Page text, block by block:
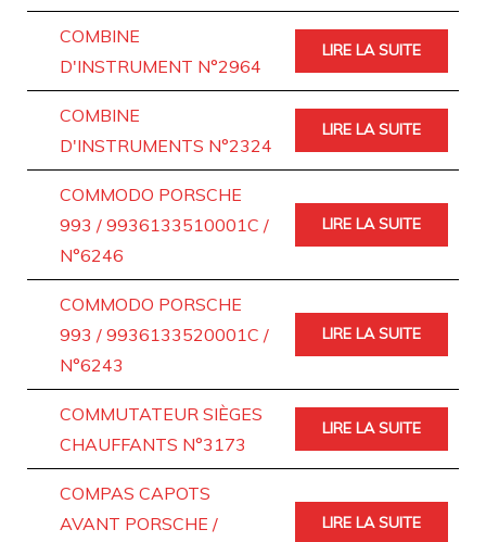
COMBINE
D'INSTRUMENT N°2964
LIRE LA SUITE
COMBINE
D'INSTRUMENTS N°2324
LIRE LA SUITE
COMMODO PORSCHE
993 / 9936133510001C /
N°6246
LIRE LA SUITE
COMMODO PORSCHE
993 / 9936133520001C /
N°6243
LIRE LA SUITE
COMMUTATEUR SIÈGES
CHAUFFANTS N°3173
LIRE LA SUITE
COMPAS CAPOTS
AVANT PORSCHE /
LIRE LA SUITE